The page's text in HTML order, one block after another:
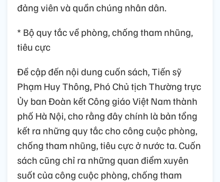
đảng viên và quần chúng nhân dân.
* Bộ quy tắc về phòng, chống tham nhũng,
tiêu cực
Đề cập đến nội dung cuốn sách, Tiến sỹ
Phạm Huy Thông, Phó Chủ tịch Thường trực
Ủy ban Đoàn kết Công giáo Việt Nam thành
phố Hà Nội, cho rằng đây chính là bản tổng
kết ra những quy tắc cho công cuộc phòng,
chống tham nhũng, tiêu cực ở nước ta. Cuốn
sách cũng chỉ ra những quan điểm xuyên
suốt của công cuộc phòng, chống tham